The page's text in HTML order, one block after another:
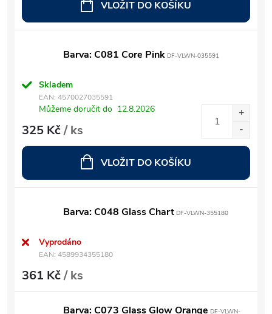
VLOŽIT DO KOŠÍKU
Barva: C081 Core Pink DF-VLWN-035591
Skladem
EAN: 4570027035591
Můžeme doručit do 12.8.2026
325 Kč/ ks
VLOŽIT DO KOŠÍKU
Barva: C048 Glass Chart DF-VLWN-355180
Vyprodáno
EAN: 4589934355180
361 Kč/ ks
Barva: C073 Glass Glow Orange DF-VLWN-